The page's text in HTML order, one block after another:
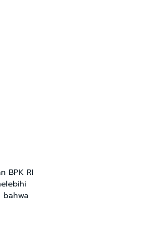
BPK RI
bahwa